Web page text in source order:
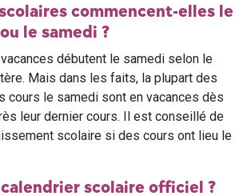
commencent-elles le
le samedi ?
débutent le samedi selon le
Mais dans les faits, la plupart des
cours le samedi sont en vacances dès
leur dernier cours. Il est conseillé de
scolaire si des cours ont lieu le
scolaire officiel ?